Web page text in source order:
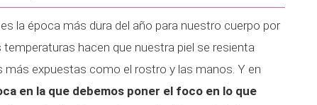
la época más dura del año para nuestro cuerpo por
hacen que nuestra piel se resienta
expuestas como el rostro y las manos. Y en
en la que debemos poner el foco en lo que